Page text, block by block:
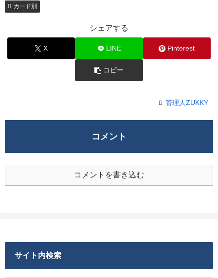
カード別
シェアする
X LINE Pinterest
コピー
管理人ZUKKY
コメント
コメントを書き込む
サイト内検索